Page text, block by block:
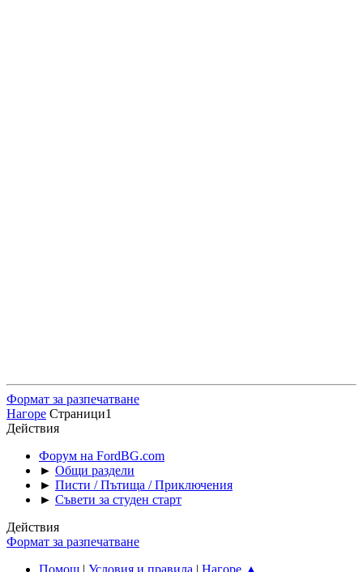
Формат за разпечатване
Нагоре Страници1
Действия
Форум на FordBG.com
► Общи раздели
► Писти / Пътища / Приключения
► Съвети за студен старт
Действия
Формат за разпечатване